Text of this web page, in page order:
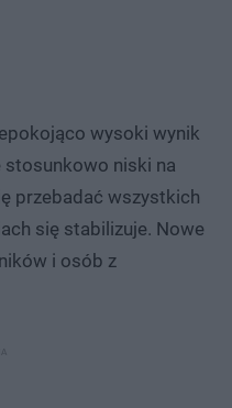
wysoki wynik
stosunkowo niski na
przebadać wszystkich
się stabilizuje. Nowe
i osób z